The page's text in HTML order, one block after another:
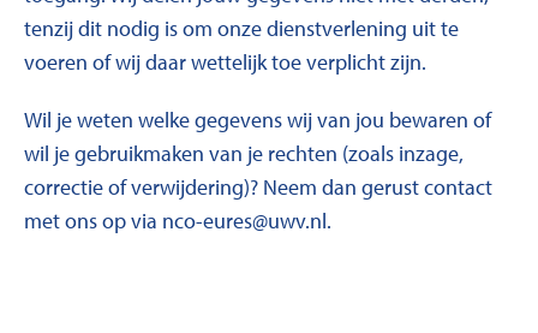
tenzij dit nodig is om onze dienstverlening uit te
voeren of wij daar wettelijk toe verplicht zijn.
Wil je weten welke gegevens wij van jou bewaren of
wil je gebruikmaken van je rechten (zoals inzage,
correctie of verwijdering)? Neem dan gerust contact
met ons op via nco-eures@uwv.nl.